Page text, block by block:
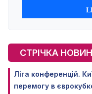
СТРІЧКА НОВИН
Ліга конференцій.
перемогу в